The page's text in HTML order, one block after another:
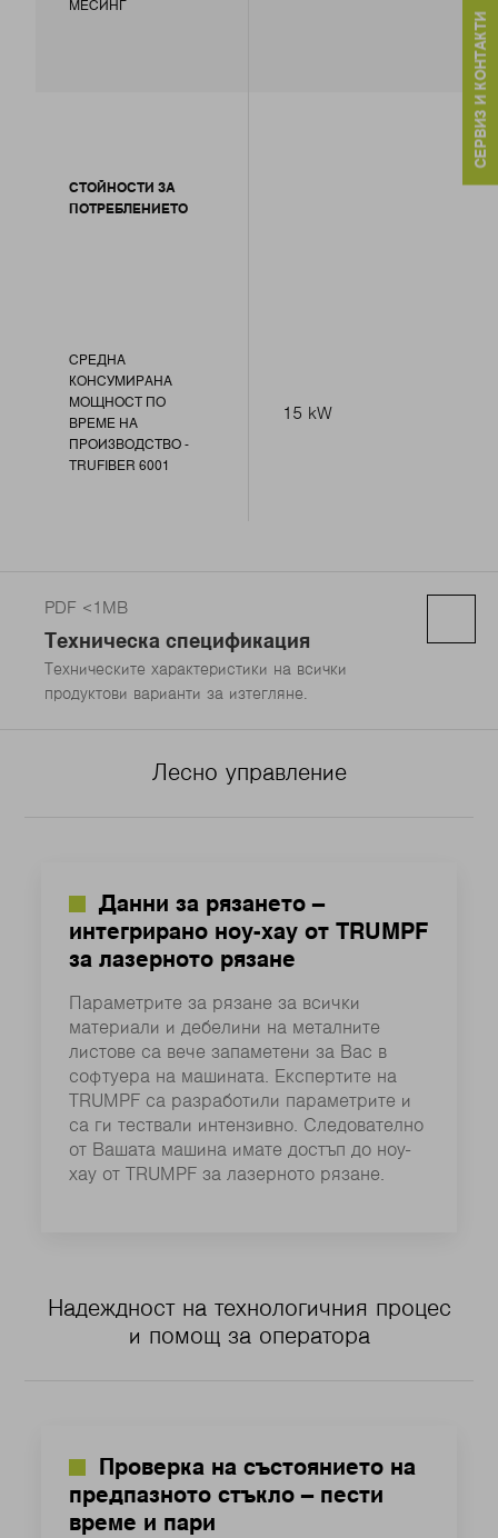
МЕСИНГ
СТОЙНОСТИ ЗА
ПОТРЕБЛЕНИЕТО
СРЕДНА
КОНСУМИРАНА
МОЩНОСТ ПО
ВРЕМЕ НА
ПРОИЗВОДСТВО -
TRUFIBER 6001
15 kW
PDF <1MB
Техническа спецификация
Техническите характеристики на всички
продуктови варианти за изтегляне.
Лесно управление
Данни за рязането –
интегрирано ноу-хау от TRUMPF
за лазерното рязане
Параметрите за рязане за всички
материали и дебелини на металните
листове са вече запаметени за Вас в
софтуера на машината. Експертите на
TRUMPF са разработили параметрите и
са ги тествали интензивно. Следователно
от Вашата машина имате достъп до ноу-
хау от TRUMPF за лазерното рязане.
Надеждност на технологичния процес
и помощ за оператора
Проверка на състоянието на
предпазното стъкло – пести
време и пари
СЕРВИЗ И КОНТАКТИ